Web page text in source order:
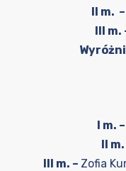
II m. –
III m.
I m.
II m.
III m. – Zofia